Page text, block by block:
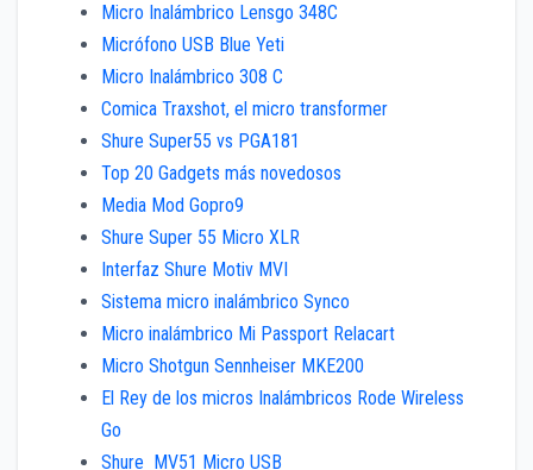
Micro Inalámbrico Lensgo 348C
Micrófono USB Blue Yeti
Micro Inalámbrico 308 C
Comica Traxshot, el micro transformer
Shure Super55 vs PGA181
Top 20 Gadgets más novedosos
Media Mod Gopro9
Shure Super 55 Micro XLR
Interfaz Shure Motiv MVI
Sistema micro inalámbrico Synco
Micro inalámbrico Mi Passport Relacart
Micro Shotgun Sennheiser MKE200
El Rey de los micros Inalámbricos Rode Wireless
Go
Shure MV51 Micro USB